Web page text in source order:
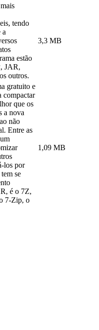
tendo
a
estão
JAR,
outros.
3,3 MB
gratuito e
compactar
que os
a nova
não
Entre as
los por
se
é o 7Z,
7-Zip, o
1,09 MB